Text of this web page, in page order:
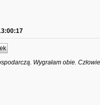
Wygrałam obie.